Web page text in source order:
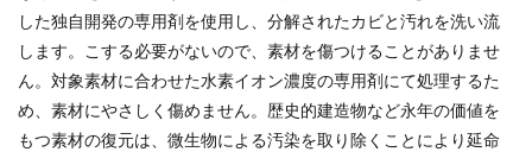
した独自開発の専用剤を使用し、分解されたカビと汚れを洗い流
します。こする必要がないので、素材を傷つけることがありませ
ん。対象素材に合わせた水素イオン濃度の専用剤にて処理するた
め、素材にやさしく傷めません。歴史的建造物など永年の価値を
もつ素材の復元は、微生物による汚染を取り除くことにより延命